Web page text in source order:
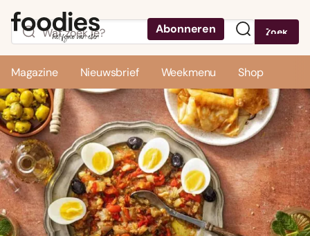
Abonneren Zoek
Magazine Nieuwsbrief Weekmenu Shop